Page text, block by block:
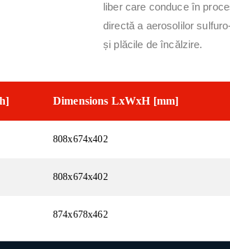
liber care conduce în
directă a aerosolilor
și plăcile de încălzire.
Dimensions LxWxH [mm]
808х674х402
808х674х402
874х678х462